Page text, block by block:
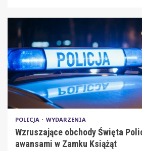
POLICJA WYDARZENIA
Wzruszające obchody Święta
awansami w Zamku Książąt